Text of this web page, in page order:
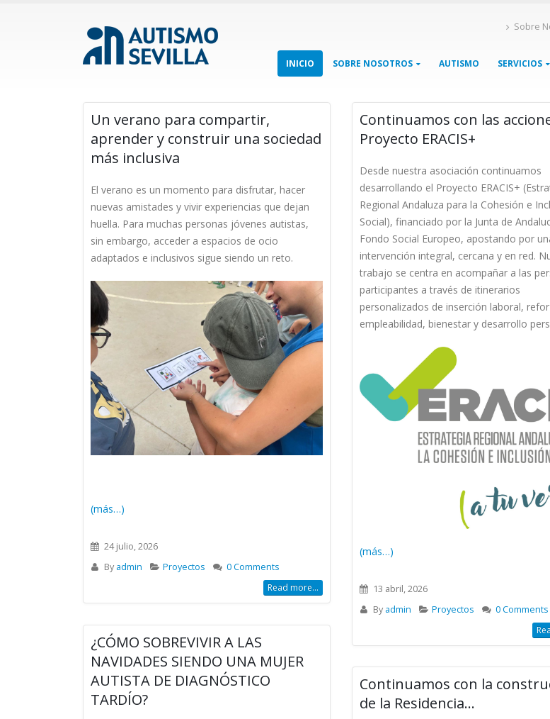
Sobre
INICIO SOBRE NOSOTROS AUTISMO SERVICIOS
Un verano para compartir,
aprender y construir una sociedad
más inclusiva
El verano es un momento para disfrutar, hacer
nuevas amistades y vivir experiencias que dejan
huella. Para muchas personas jóvenes autistas,
sin embargo, acceder a espacios de ocio
adaptados e inclusivos sigue siendo un reto.
(más…)
24 julio, 2026
By admin Proyectos
0 Comments
Read more...
Continuamos con las
Proyecto ERACIS+
Desde nuestra asociación continuamos
desarrollando el Proyecto ERACIS+
Regional Andaluza para la Cohesión e
Social), financiado por la Junta de
Fondo Social Europeo, apostando por
intervención integral, cercana y en red.
trabajo se centra en acompañar a las
participantes a través de itinerarios
personalizados de inserción laboral,
empleabilidad, bienestar y desarrollo
(más…)
13 abril, 2026
By admin Proyectos
0 Comments
¿CÓMO SOBREVIVIR A LAS
NAVIDADES SIENDO UNA MUJER
AUTISTA DE DIAGNÓSTICO
TARDÍO?
Continuamos con la
de la Residencia…